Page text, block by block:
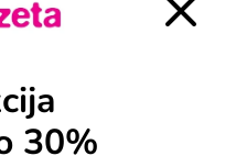
30%